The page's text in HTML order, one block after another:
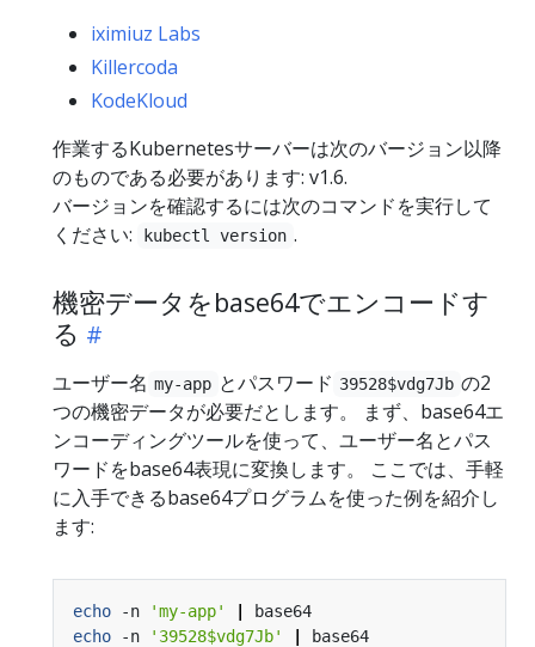
iximiuz Labs
Killercoda
KodeKloud
作業するKubernetesサーバーは次のバージョン以降
のものである必要があります: v1.6.
バージョンを確認するには次のコマンドを実行して
ください:
kubectl version .
機密データをbase64でエンコードす
る
ユーザー名 my-app とパスワード 39528$vdg7Jb の2
つの機密データが必要だとします。 まず、base64エ
ンコーディングツールを使って、ユーザー名とパス
ワードをbase64表現に変換します。 ここでは、手軽
に入手できるbase64プログラムを使った例を紹介し
ます:
echo -n 'my-app'
echo -n '39528$vdg7Jb'